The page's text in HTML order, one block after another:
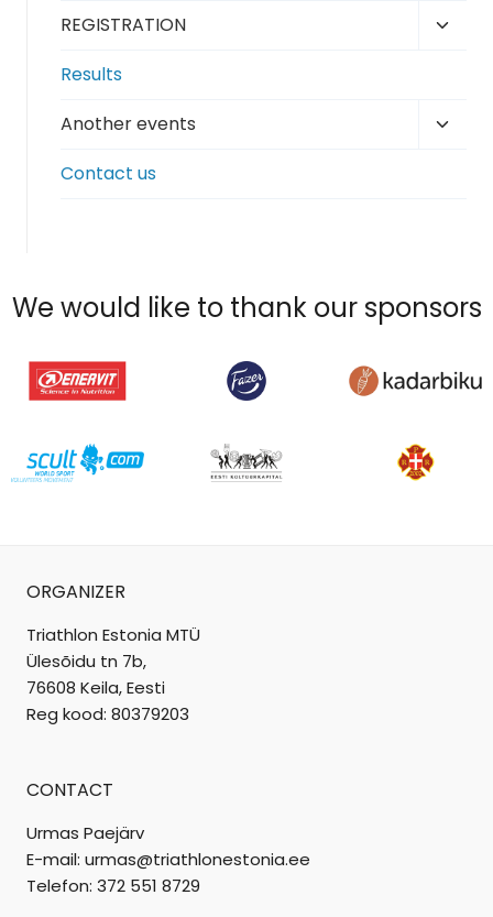
menu
REGISTRATION
Results
Another events
Contact us
We would like to thank our sponsors
ORGANIZER
Triathlon Estonia MTÜ
Ülesõidu tn 7b,
76608 Keila, Eesti
Reg kood: 80379203
CONTACT
Urmas Paejärv
E-mail: urmas@triathlonestonia.ee
Telefon: 372 551 8729